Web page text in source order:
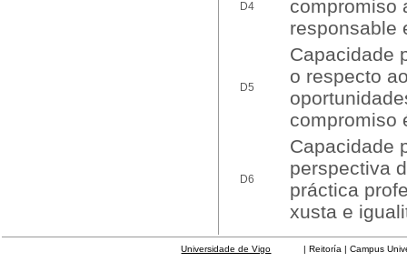
D4
compromiso
responsable
D5
Capacidade
o respecto
compromiso
D6
Capacidade
perspectiva
práctica
xusta e
Universidade de Vigo | Reitoría | Campus